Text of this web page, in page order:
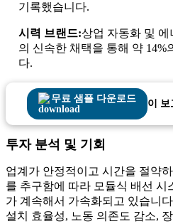
기록했습니다.
시력 브랜드:상업 자동화 및 에
의 신속한 채택을 통해 약 14%
다.
무료 샘플 다운로드 이 보
투자 분석 및 기회
업계가 안정적이고 시간을 절약
를 추구함에 따라 모듈식 배선 시
가 계속해서 가속화되고 있습니
설치 효율성, 노동 의존도 감소,